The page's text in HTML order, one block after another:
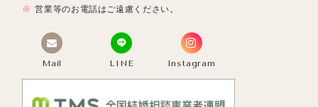
営業等のお電話はご遠慮ください。
Mail LINE Instagram